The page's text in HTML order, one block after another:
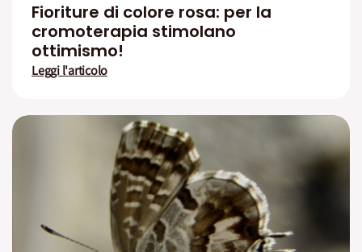
Fioriture di colore rosa: per la
cromoterapia stimolano
ottimismo!
Leggi l'articolo